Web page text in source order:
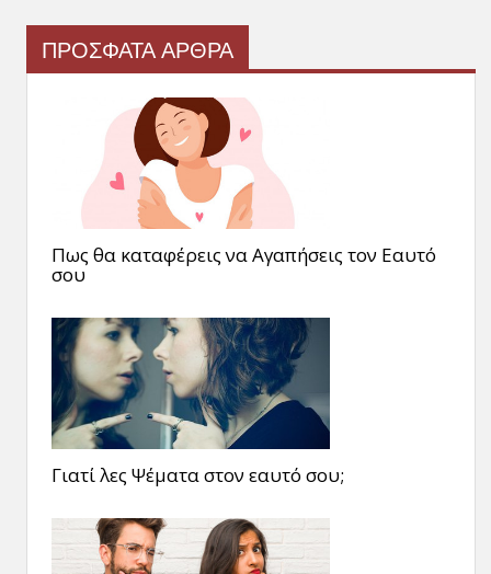
ΠΡΟΣΦΑΤΑ ΑΡΘΡΑ
Πως θα καταφέρεις να Αγαπήσεις τον Εαυτό
σου
Γιατί λες Ψέματα στον εαυτό σου;